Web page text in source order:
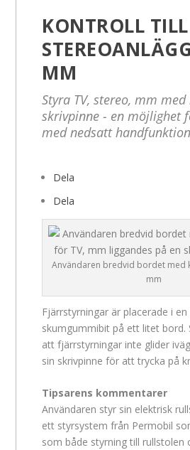
KONTROLL
MM
Styra TV, stereo, mm
skrivpinne - en möjlighet
med nedsatt handfunktion
Dela
Dela
Användaren bredvid bordet med
mm
Fjärrstyrningar är placerade i
skumgummibit på ett litet bord.
att fjärrstyrningar inte glider
sin skrivpinne för att trycka på
Tipsarens kommentarer
Användaren styr sin elektrisk
ett styrsystem från Permobil
som både styrning till rullstolen